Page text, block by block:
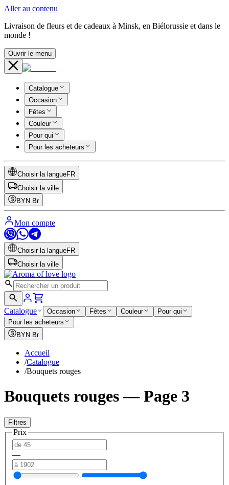
Aller au contenu
Livraison de fleurs et de cadeaux à Minsk, en Biélorussie et dans le
monde !
Ouvrir le menu
Catalogue
Occasion
Fêtes
Couleur
Pour qui
Pour les acheteurs
Choisir la langueFR
Choisir la ville
BYN Br
Mon compte
Choisir la langueFR
Choisir la ville
Catalogue Occasion Fêtes Couleur
Pour qui
Pour les acheteurs
BYN Br
Accueil
/Catalogue
/Bouquets rouges
Bouquets rouges — Page 3
Filtres
Prix
—